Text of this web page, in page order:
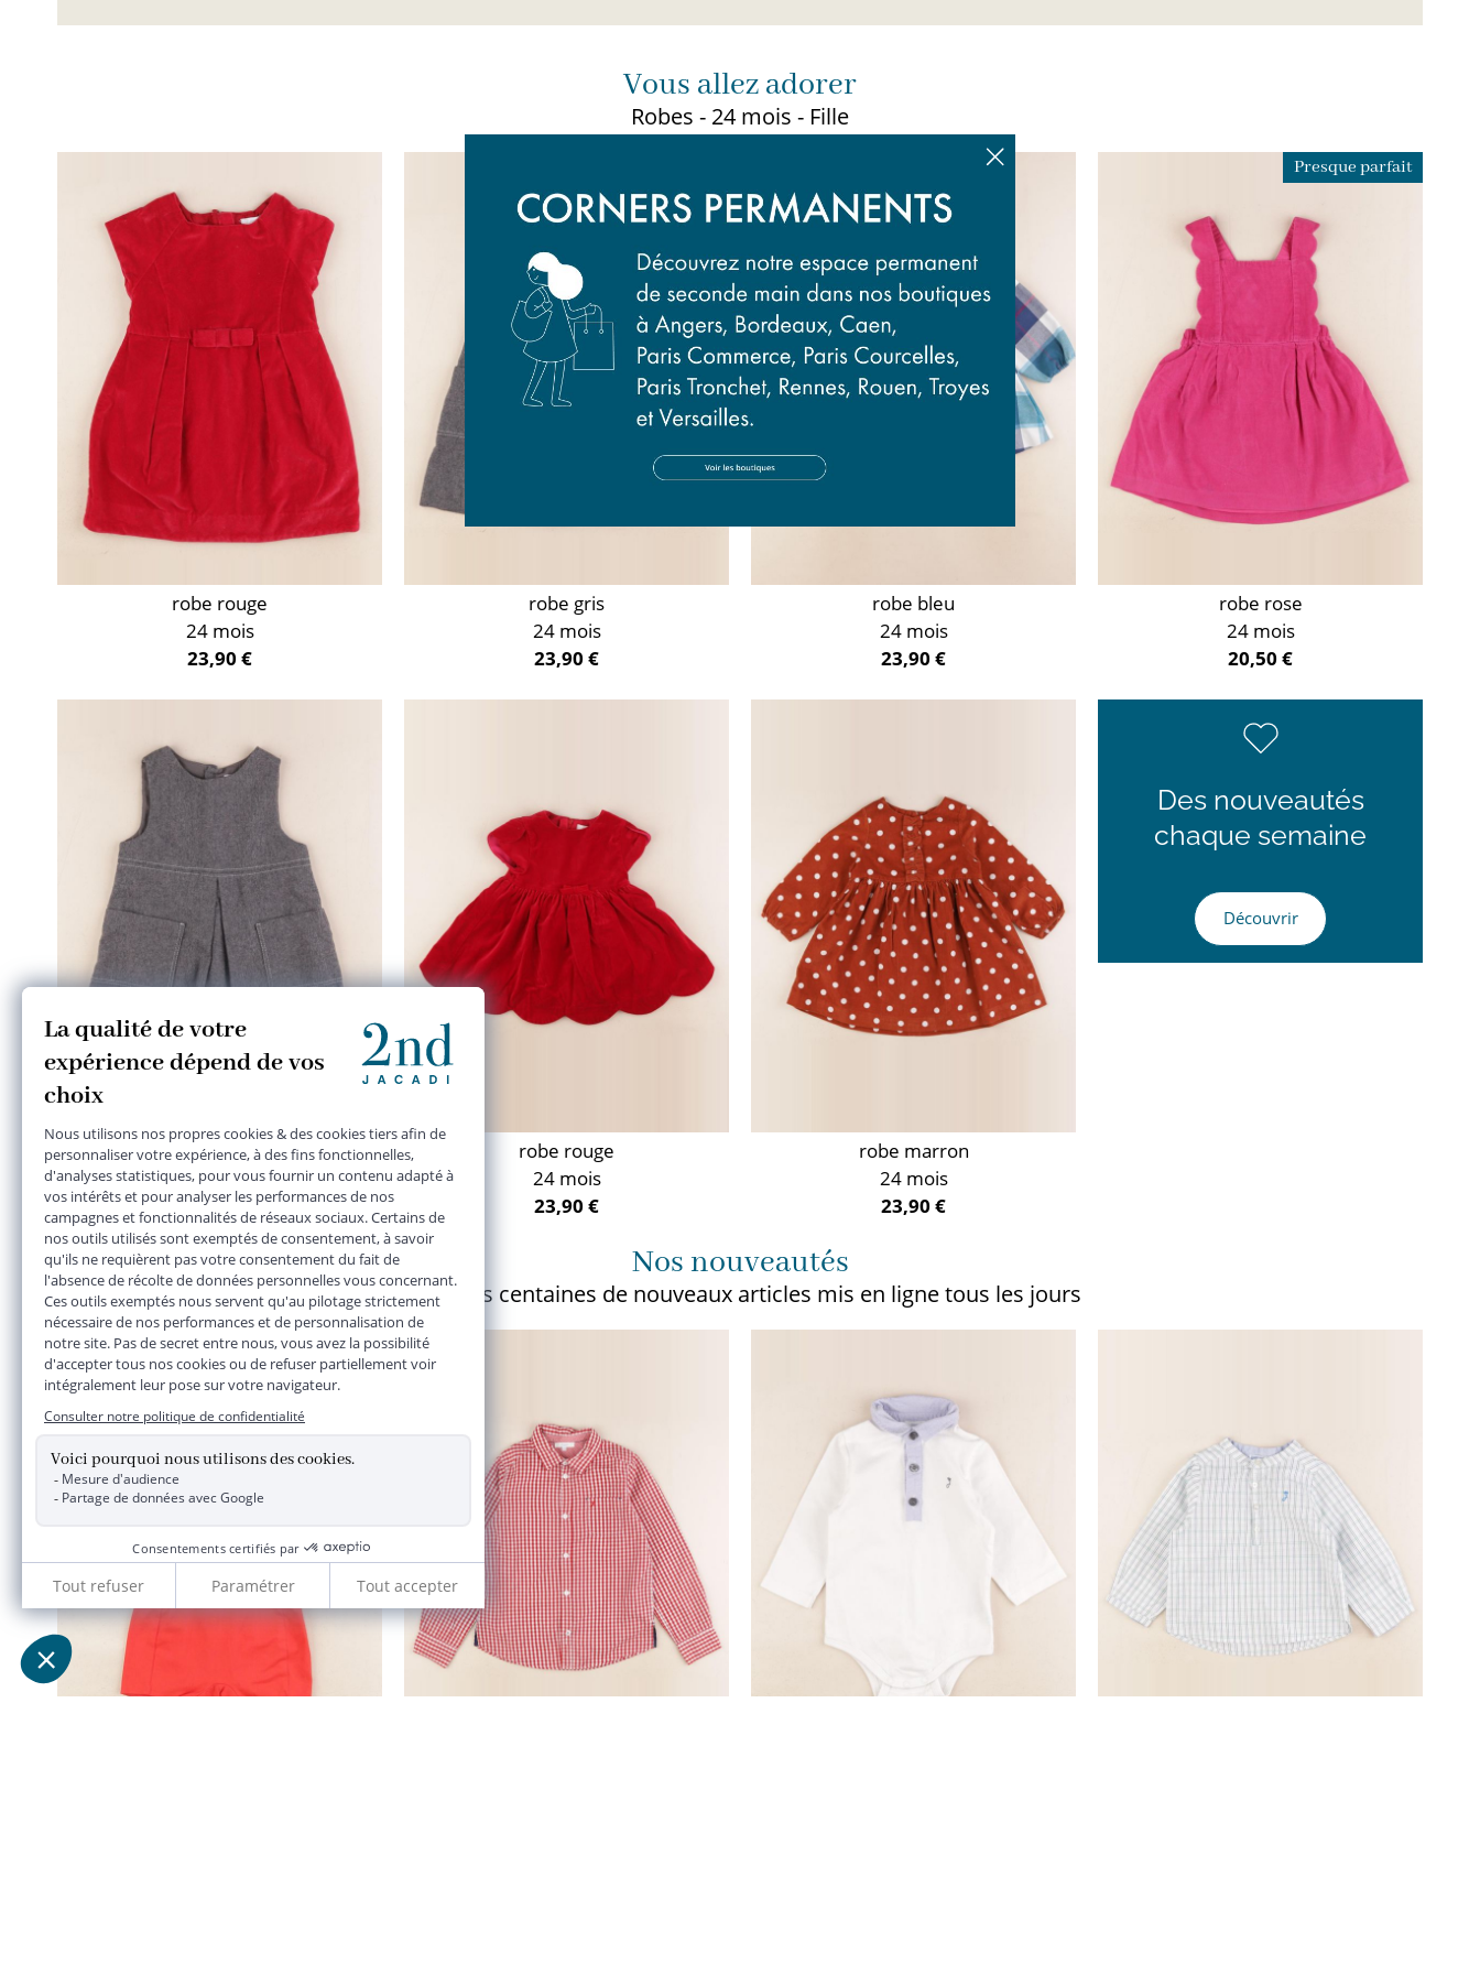
Vous allez adorer
Robes - 24 mois - Fille
robe rouge
24 mois
23,90 €
robe gris
24 mois
23,90 €
robe bleu
24 mois
23,90 €
Presque parfait
robe rose
24 mois
20,50 €
robe gris
24 mois
23,90 €
robe rouge
24 mois
23,90 €
robe marron
24 mois
23,90 €
Des nouveautés
chaque semaine
Découvrir
Nos nouveautés
Plusieurs centaines de nouveaux articles mis en ligne tous les jours